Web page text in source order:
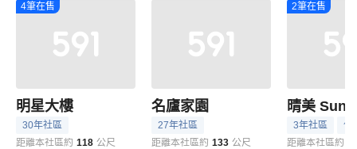
4筆在售
明星大樓
30年社區
距離本社區約 118 公尺
名廬家園
27年社區
距離本社區約 133 公尺
2筆在售
晴美 Sun
3年社區
住
距離本社區約